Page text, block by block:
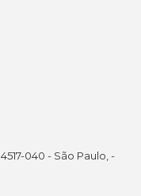
040 - São Paulo, -